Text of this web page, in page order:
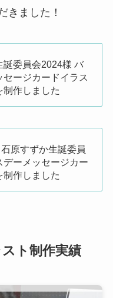
きました！
誕委員会2024様 バ
セージカードイラス
制作しました
原すずか生誕委員
ーメッセージカー
制作しました
ト制作実績